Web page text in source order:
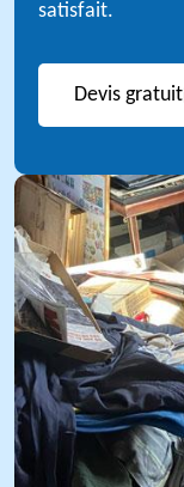
satisfait.
Devis gratuit